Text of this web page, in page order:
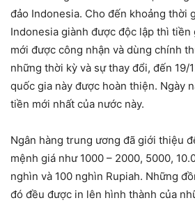
đảo Indonesia. Cho đến khoảng thời
Indonesia giành được độc lập thì tiền
mới được công nhận và dùng chính
những thời kỳ và sự thay đổi, đến 19/
quốc gia này được hoàn thiện. Ngày
tiền mới nhất của nước này.
Ngân hàng trung ương đã giới thiệu
mệnh giá như 1000 – 2000, 5000,
nghìn và 100 nghìn Rupiah. Những
đó đều được in lên hình thành của